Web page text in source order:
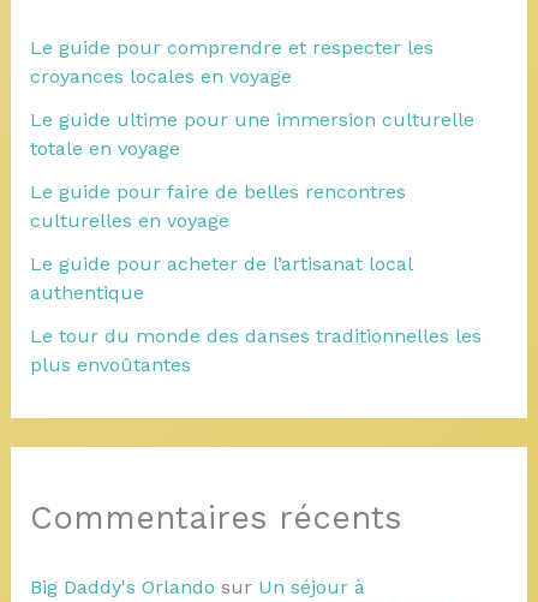
Le guide pour comprendre et respecter les
croyances locales en voyage
Le guide ultime pour une immersion culturelle
totale en voyage
Le guide pour faire de belles rencontres
culturelles en voyage
Le guide pour acheter de l’artisanat local
authentique
Le tour du monde des danses traditionnelles les
plus envoûtantes
Commentaires récents
Big Daddy's Orlando sur Un séjour à